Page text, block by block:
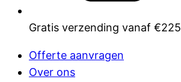
Gratis verzending vanaf €225
Offerte aanvragen
Over ons